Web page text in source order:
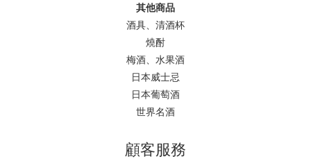
其他商品
酒具、清酒杯
燒酎
梅酒、水果酒
日本威士忌
日本葡萄酒
世界名酒
顧客服務